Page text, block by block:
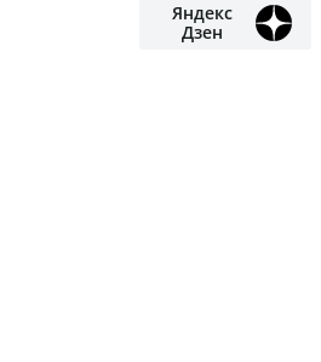
Яндекс
Дзен